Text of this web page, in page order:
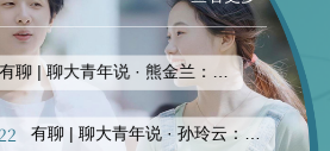
“齐鲁最美青年”吕艳丽：缔造龙舟赛场上的“梦之队”
有聊 | 聊大青年说 · 熊金兰：将温暖继续传递